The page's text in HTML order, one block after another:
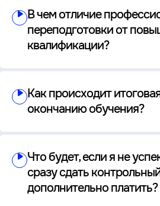
В чем отличие
переподготовки от
квалификации?
Как происходит
окончанию обучения?
Что будет, если я не
сразу сдать
дополнительно платить?